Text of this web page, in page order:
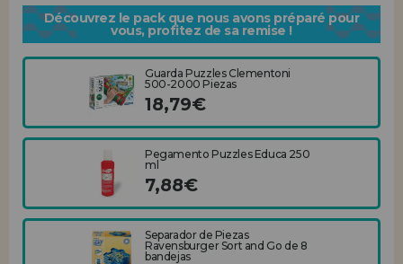
Découvrez le pack que nous avons préparé pour
vous, profitez de sa remise !
Guarda Puzzles Clementoni
500-2000 Piezas
18,79€
Pegamento Puzzles Educa 250
ml
7,88€
Separador de Piezas
Ravensburger Sort and Go de 8
bandejas